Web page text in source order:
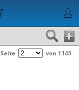
Seite von 1145